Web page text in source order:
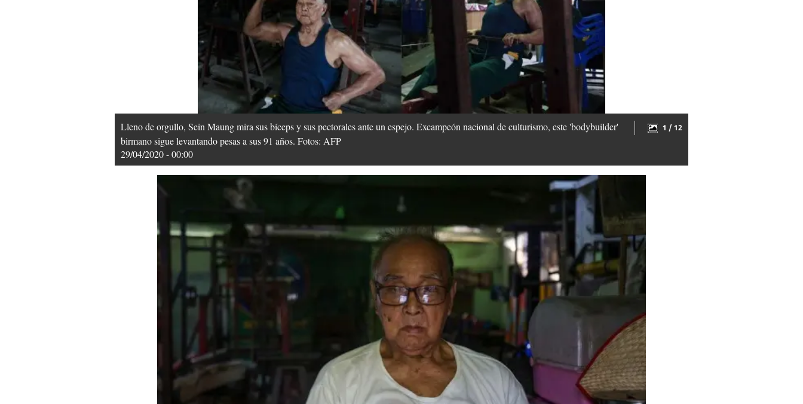
Lleno de orgullo, Sein Maung mira sus bíceps y sus pectorales ante un espejo. Excampeón nacional de culturismo, este 'bodybuilder'
birmano sigue levantando pesas a sus 91 años. Fotos: AFP
29/04/2020 - 00:00
1 / 12